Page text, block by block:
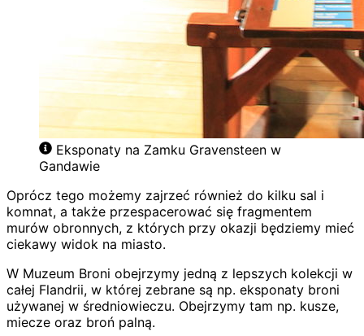
Eksponaty na Zamku Gravensteen w
Gandawie
Oprócz tego możemy zajrzeć również do kilku sal i
komnat, a także przespacerować się fragmentem
murów obronnych, z których przy okazji będziemy mieć
ciekawy widok na miasto.
W Muzeum Broni obejrzymy jedną z lepszych kolekcji w
całej Flandrii, w której zebrane są np. eksponaty broni
używanej w średniowieczu. Obejrzymy tam np. kusze,
miecze oraz broń palną.